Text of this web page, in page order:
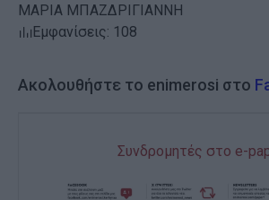
ΜΑΡΙΑ ΜΠΑΖΔΡΙΓΙΑΝΝΗ
Εμφανίσεις: 108
Ακολουθήστε το enimerosi στο
Συνδρομητές στο e-